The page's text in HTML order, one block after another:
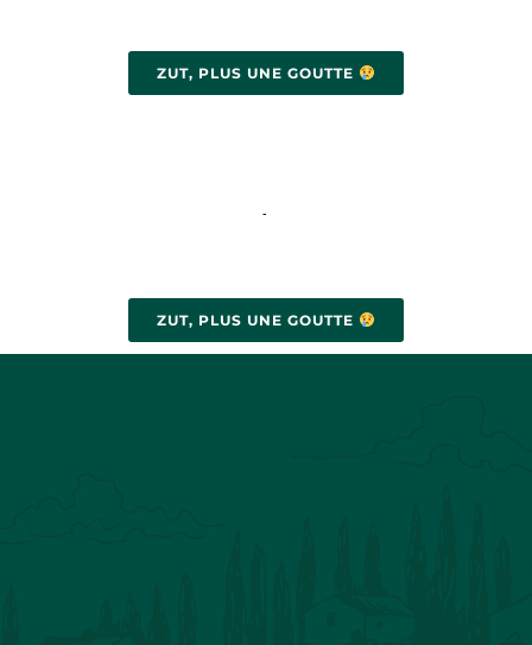
ZUT, PLUS UNE GOUTTE
-
ZUT, PLUS UNE GOUTTE